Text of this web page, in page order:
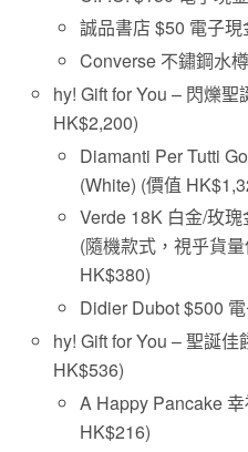
誠品書店 $50 電子現
Converse 不鏽鋼水
hy! Gift for You – 閃爍
HK$2,200)
Diamanti Per Tutti
(White) (價值
Verde 18K 白金/玫
(隨機款式，視乎貨
HK$380)
Didier Dubot $500
hy! Gift for You – 聖誕
HK$536)
A Happy Pancake
HK$216)